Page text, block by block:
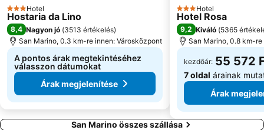
3 Kategória
Hotel
Hostaria da Lino
8,4 Nagyon jó (3513 értékelés)
San Marino, 0.3 km-re innen: Városközpont
A pontos árak megtekintéséhez
válasszon dátumokat
Árak megjelenítése
3 Kategória
Hotel
Hotel Rosa
9,2 Kiváló (5365
San Marino, 0.8 km-
kezdőár: 55 572
7 oldal árainak
Árak
San Marino összes szállása